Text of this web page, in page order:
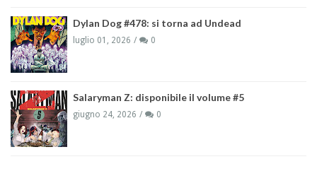
Dylan Dog #478: si torna ad Undead
luglio 01, 2026 0
Salaryman Z: disponibile il volume #5
giugno 24, 2026 0